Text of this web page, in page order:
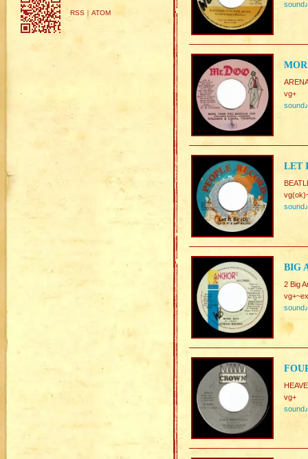
RSS ｜ ATOM
sound♪
vg+
sound♪
LET
sound♪
BIG
2 Big
sound♪
vg+
sound♪